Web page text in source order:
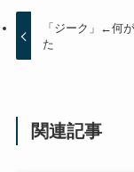
「ジーク」←何
た
関連記事